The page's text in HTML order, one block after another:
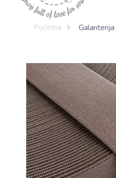
Početna Galanterija